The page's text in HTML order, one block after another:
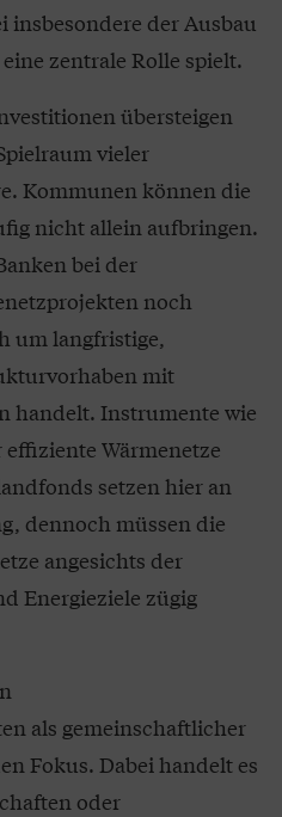
insbesondere der Ausbau
zentrale Rolle spielt.
übersteigen
vieler
Kommunen können die
nicht allein aufbringen.
bei der
noch
um langfristige,
mit
handelt. Instrumente wie
Wärmenetze
setzen hier an
dennoch müssen die
angesichts der
Energieziele zügig
als gemeinschaftlicher
Fokus. Dabei handelt es
oder